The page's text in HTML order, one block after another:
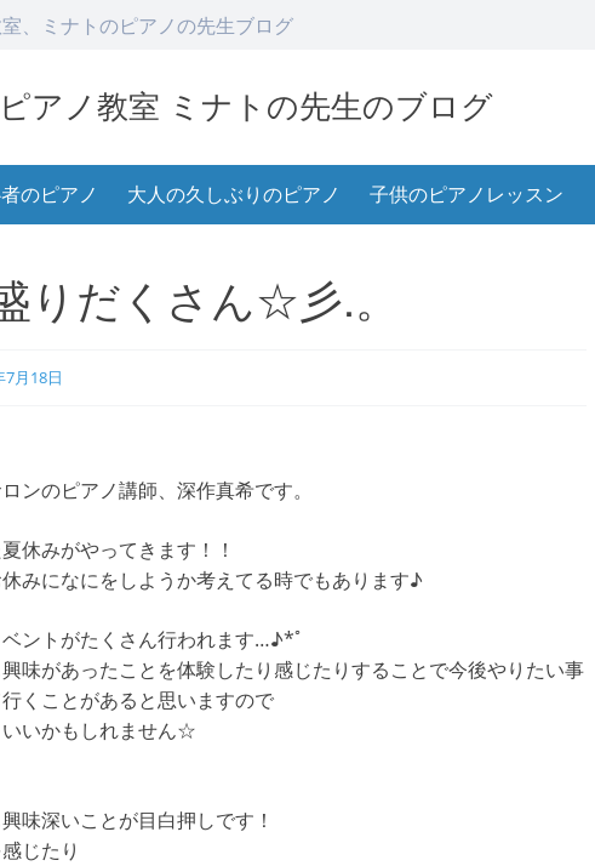
、ミナトのピアノの先生ブログ
アノ教室 ミナトの先生のブログ
のピアノ 大人の久しぶりのピアノ 子供のピアノレッスン
りだくさん☆彡.。
7月18日
ンのピアノ講師、深作真希です。
休みがやってきます！！
みになにをしようか考えてる時でもあります♪
ントがたくさん行われます…♪*ﾟ
味があったことを体験したり感じたりすることで今後やりたい事
くことがあると思いますので
いかもしれません☆
味深いことが目白押しです！
じたり